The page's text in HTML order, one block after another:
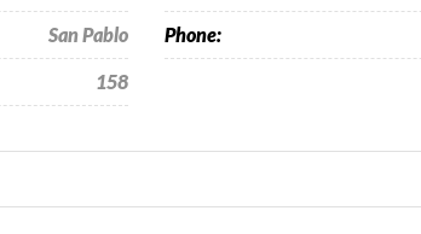
San Pablo Phone:
158